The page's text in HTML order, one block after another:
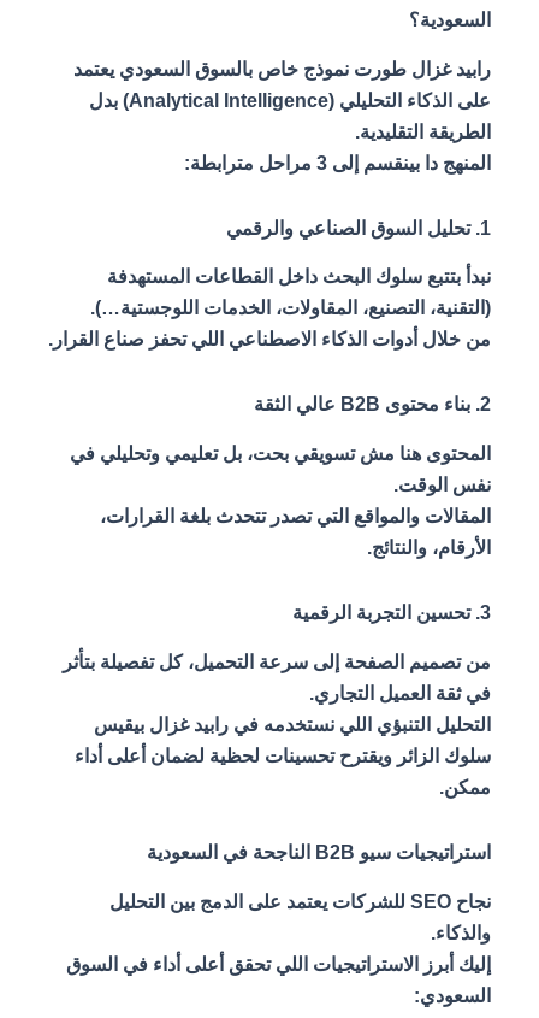
السعودية؟
رابيد غزال طورت نموذج خاص بالسوق السعودي يعتمد
على الذكاء التحليلي (Analytical Intelligence) بدل
الطريقة التقليدية.
المنهج دا بينقسم إلى 3 مراحل مترابطة:
نبدأ بتتبع سلوك البحث داخل القطاعات المستهدفة
(التقنية، التصنيع، المقاولات، الخدمات اللوجستية…).
من خلال أدوات الذكاء الاصطناعي اللي تحفز صناع القرار.
المحتوى هنا مش تسويقي بحت، بل تعليمي وتحليلي في
نفس الوقت.
المقالات والمواقع التي تصدر تتحدث بلغة القرارات،
الأرقام، والنتائج.
من تصميم الصفحة إلى سرعة التحميل، كل تفصيلة بتأثر
في ثقة العميل التجاري.
التحليل التنبؤي اللي نستخدمه في رابيد غزال بيقيس
سلوك الزائر ويقترح تحسينات لحظية لضمان أعلى أداء
ممكن.
استراتيجيات سيو B2B الناجحة في السعودية
نجاح SEO للشركات يعتمد على الدمج بين التحليل
والذكاء.
إليك أبرز الاستراتيجيات اللي تحقق أعلى أداء في السوق
السعودي: